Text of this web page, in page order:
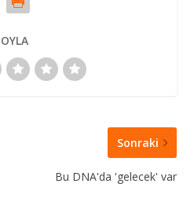
OYLA
Sonraki
Bu DNA'da 'gelecek' var